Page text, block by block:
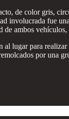
de color gris,
involucrada fue
ambos
lugar para
por una